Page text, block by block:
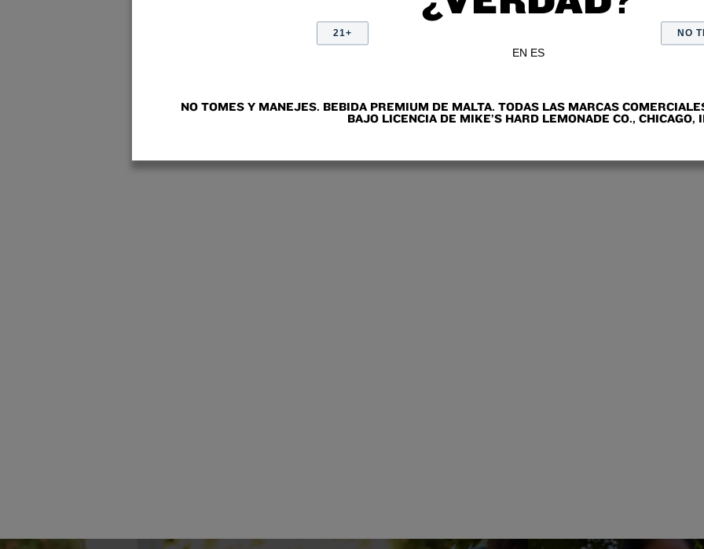
21+ NO
EN ES
NO TOMES Y MANEJES. BEBIDA PREMIUM DE MALTA. TODAS LAS MARCAS
BAJO LICENCIA DE MIKE’S HARD LEMONADE CO., CHICAGO,